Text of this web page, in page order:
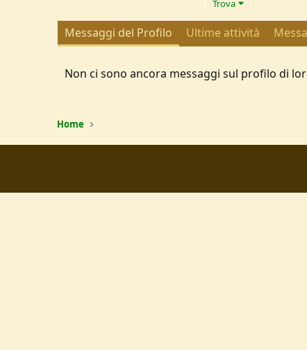
Trova
Messaggi del Profilo Ultime attività
Non ci sono ancora messaggi sul profilo di
Home